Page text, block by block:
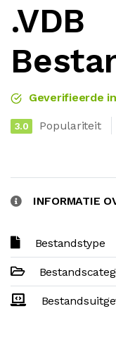
.VDB
Geverifieerde
3.0 Populariteit
INFORMATIE
Bestandstype